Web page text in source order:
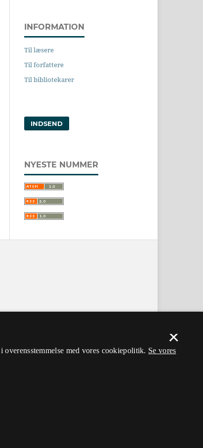
INFORMATION
Til læsere
Til forfattere
Til bibliotekarer
INDSEND
NYESTE NUMMER
×
med vores cookiepolitik. Se vores